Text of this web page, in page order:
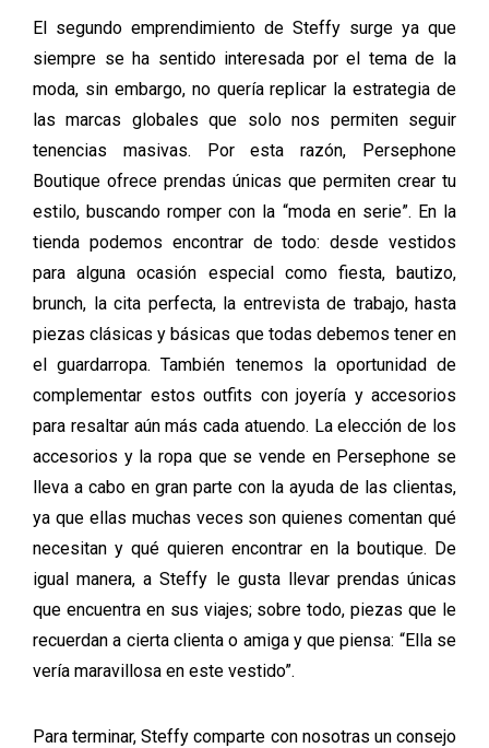
El segundo emprendimiento de Steffy surge ya que
siempre se ha sentido interesada por el tema de la
moda, sin embargo, no quería replicar la estrategia de
las marcas globales que solo nos permiten seguir
tenencias masivas. Por esta razón, Persephone
Boutique ofrece prendas únicas que permiten crear tu
estilo, buscando romper con la “moda en serie”. En la
tienda podemos encontrar de todo: desde vestidos
para alguna ocasión especial como fiesta, bautizo,
brunch, la cita perfecta, la entrevista de trabajo, hasta
piezas clásicas y básicas que todas debemos tener en
el guardarropa. También tenemos la oportunidad de
complementar estos outfits con joyería y accesorios
para resaltar aún más cada atuendo. La elección de los
accesorios y la ropa que se vende en Persephone se
lleva a cabo en gran parte con la ayuda de las clientas,
ya que ellas muchas veces son quienes comentan qué
necesitan y qué quieren encontrar en la boutique. De
igual manera, a Steffy le gusta llevar prendas únicas
que encuentra en sus viajes; sobre todo, piezas que le
recuerdan a cierta clienta o amiga y que piensa: “Ella se
vería maravillosa en este vestido”.
Para terminar, Steffy comparte con nosotras un consejo